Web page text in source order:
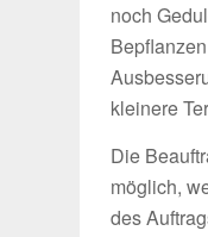
noch
kleinere
Die
möglich,
des